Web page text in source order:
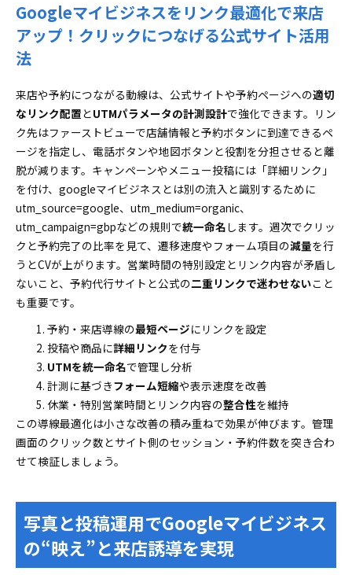
Googleマイビジネスをリンク最適化で来店
アップ！クリックにつなげる公式サイト活用
法
来店や予約につながる動線は、公式サイトや予約ページへの適切
なリンク配置とUTMパラメータの計測設計で強化できます。リン
ク先はファーストビューで店舗情報と予約ボタンに到達できるペ
ージを指定し、電話ボタンや地図ボタンと役割を分担させると離
脱が減ります。キャンペーンやメニュー投稿には「詳細リンク」
を付け、googleマイビジネスとは別の流入と識別するために
utm_source=google、utm_medium=organic、
utm_campaign=gbpなどの規則で統一命名 します。週次でクリッ
クと予約完了の比率を見て、遷移速度やフォーム項目の減量を行
うとCVが上がります。営業時間の特別設定とリンク内容が矛盾し
ないこと、予約代行サイトと公式の二重リンクで迷わせないこと
も重要です。
予約・来店導線の最短ページにリンクを設定
投稿や商品に詳細リンクを付与
UTMを統一命名で管理し分析
計測に基づきフォーム短縮や表示速度を改善
休業・特別営業時間とリンク内容の整合性を維持
この導線最適化は小さな改善の積み重ねで効果が伸びます。管理
画面のクリック数とサイト側のセッション・予約件数を突き合わ
せて検証しましょう。
写真と投稿運用でGoogleマイビジネス
の“映え”と来店誘導を実現